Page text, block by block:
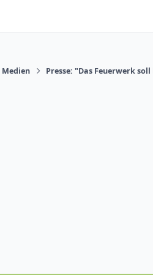
Medien Presse: "Das Feuerwerk